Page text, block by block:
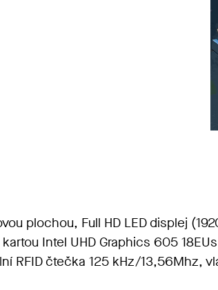
plochou, Full HD LED displej
Intel UHD Graphics 605
RFID čtečka 125 kHz/13,56Mhz,